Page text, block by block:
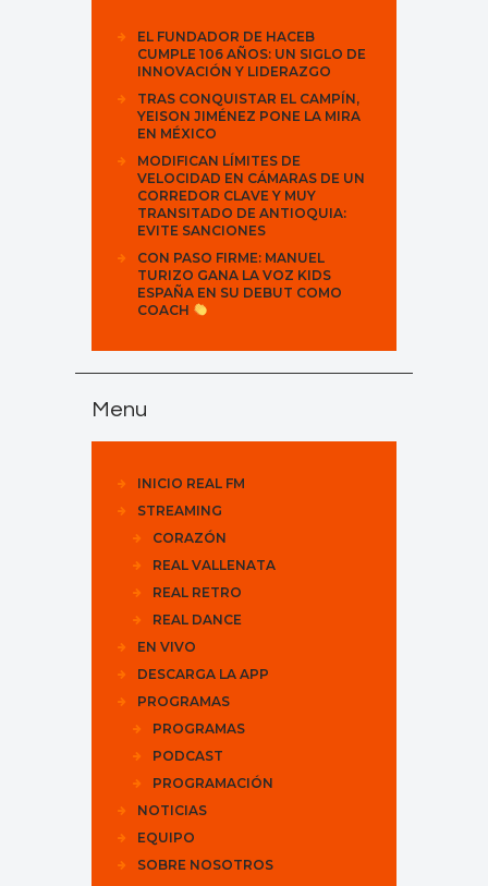
EL FUNDADOR DE HACEB
CUMPLE 106 AÑOS: UN SIGLO DE
INNOVACIÓN Y LIDERAZGO
TRAS CONQUISTAR EL CAMPÍN,
YEISON JIMÉNEZ PONE LA MIRA
EN MÉXICO
MODIFICAN LÍMITES DE
VELOCIDAD EN CÁMARAS DE UN
CORREDOR CLAVE Y MUY
TRANSITADO DE ANTIOQUIA:
EVITE SANCIONES
CON PASO FIRME: MANUEL
TURIZO GANA LA VOZ KIDS
ESPAÑA EN SU DEBUT COMO
COACH
Menu
INICIO REAL FM
STREAMING
CORAZÓN
REAL VALLENATA
REAL RETRO
REAL DANCE
EN VIVO
DESCARGA LA APP
PROGRAMAS
PROGRAMAS
PODCAST
PROGRAMACIÓN
NOTICIAS
EQUIPO
SOBRE NOSOTROS